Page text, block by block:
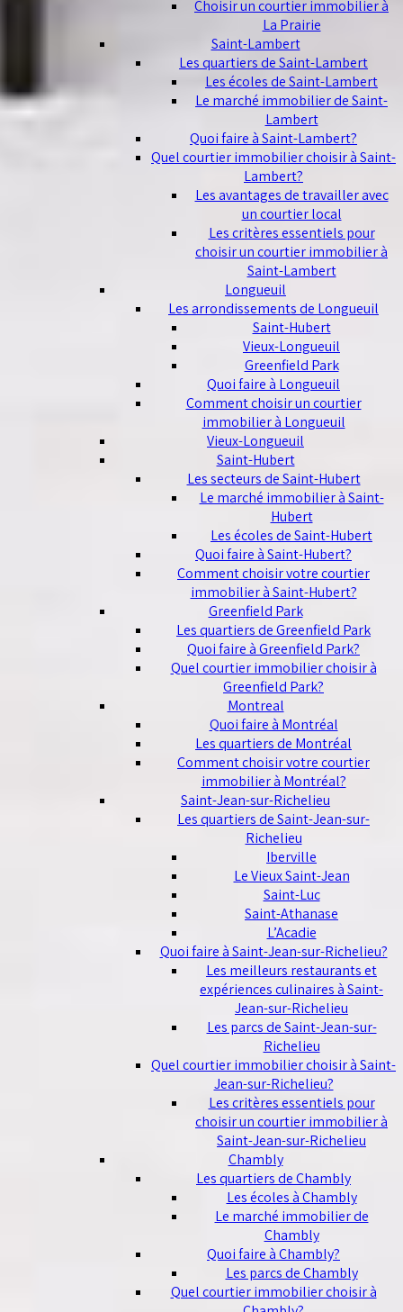
Choisir un courtier immobilier à
La Prairie
Saint-Lambert
Les quartiers de Saint-Lambert
Les écoles de Saint-Lambert
Le marché immobilier de Saint-
Lambert
Quoi faire à Saint-Lambert?
Quel courtier immobilier choisir à Saint-
Lambert?
Les avantages de travailler avec
un courtier local
Les critères essentiels pour
choisir un courtier immobilier à
Saint-Lambert
Longueuil
Les arrondissements de Longueuil
Saint-Hubert
Vieux-Longueuil
Greenfield Park
Quoi faire à Longueuil
Comment choisir un courtier
immobilier à Longueuil
Vieux-Longueuil
Saint-Hubert
Les secteurs de Saint-Hubert
Le marché immobilier à Saint-
Hubert
Les écoles de Saint-Hubert
Quoi faire à Saint-Hubert?
Comment choisir votre courtier
immobilier à Saint-Hubert?
Greenfield Park
Les quartiers de Greenfield Park
Quoi faire à Greenfield Park?
Quel courtier immobilier choisir à
Greenfield Park?
Montreal
Quoi faire à Montréal
Les quartiers de Montréal
Comment choisir votre courtier
immobilier à Montréal?
Saint-Jean-sur-Richelieu
Les quartiers de Saint-Jean-sur-
Richelieu
Iberville
Le Vieux Saint-Jean
Saint-Luc
Saint-Athanase
L’Acadie
Quoi faire à Saint-Jean-sur-Richelieu?
Les meilleurs restaurants et
expériences culinaires à Saint-
Jean-sur-Richelieu
Les parcs de Saint-Jean-sur-
Richelieu
Quel courtier immobilier choisir à Saint-
Jean-sur-Richelieu?
Les critères essentiels pour
choisir un courtier immobilier à
Saint-Jean-sur-Richelieu
Chambly
Les quartiers de Chambly
Les écoles à Chambly
Le marché immobilier de
Chambly
Quoi faire à Chambly?
Les parcs de Chambly
Quel courtier immobilier choisir à